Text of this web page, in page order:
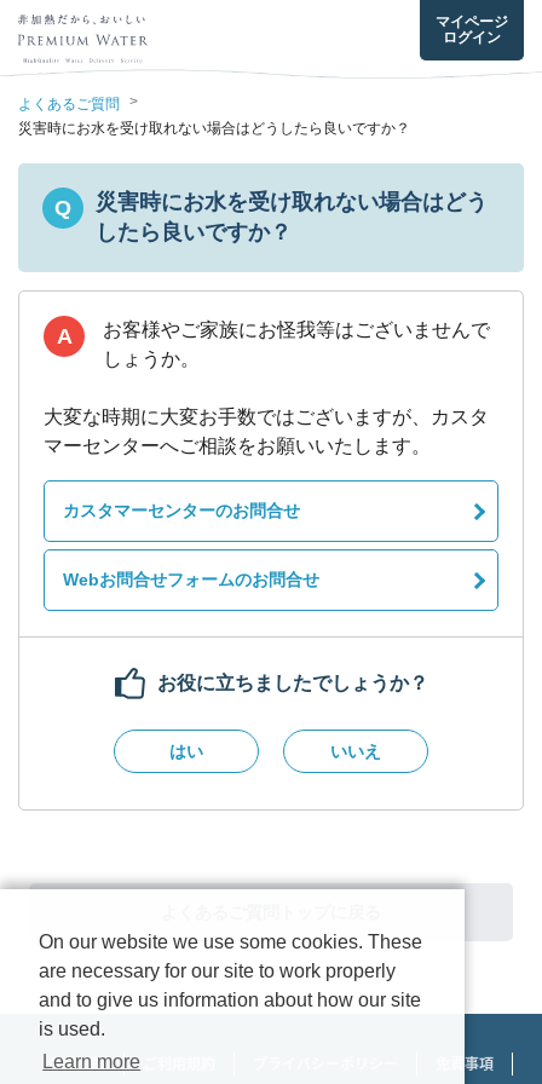
マイページ
ログイン
よくあるご質問
>
災害時にお水を受け取れない場合はどうしたら良いですか？
Q
災害時にお水を受け取れない場合はどう
したら良いですか？
A
お客様やご家族にお怪我等はございませんで
しょうか。
大変な時期に大変お手数ではございますが、カスタ
カスタマーセンターのお問合せ
Webお問合せフォームのお問合せ
お役に立ちましたでしょうか？
はい いいえ
企業情報 免責事項
On our website we use some cookies. These
are necessary for our site to work properly
and to give us information about how our site
is used.
Learn more